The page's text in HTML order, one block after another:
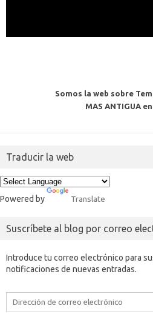
Somos la web sobre
MAS ANTIGUA
Traducir la web
Powered by Translate
Suscríbete al blog por correo
Introduce tu correo electrónico para
notificaciones de nuevas entradas.
Dirección